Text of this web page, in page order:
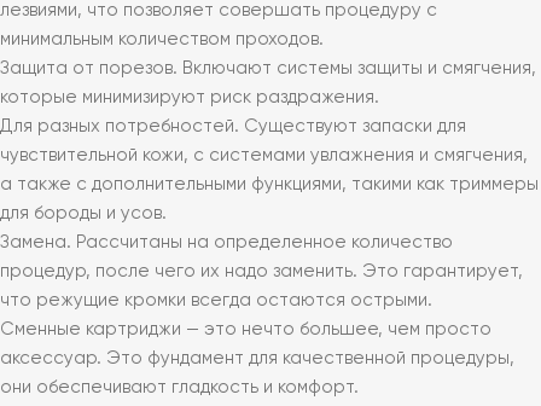
лезвиями, что позволяет совершать процедуру с
минимальным количеством проходов.
Защита от порезов. Включают системы защиты и смягчения,
которые минимизируют риск раздражения.
Для разных потребностей. Существуют запаски для
чувствительной кожи, с системами увлажнения и смягчения,
а также с дополнительными функциями, такими как триммеры
для бороды и усов.
Замена. Рассчитаны на определенное количество
процедур, после чего их надо заменить. Это гарантирует,
что режущие кромки всегда остаются острыми.
Сменные картриджи — это нечто большее, чем просто
аксессуар. Это фундамент для качественной процедуры,
они обеспечивают гладкость и комфорт.